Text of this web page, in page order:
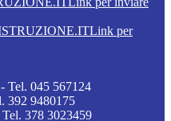
Link per
Tel. 045 567124
392 9480175
378 3023459